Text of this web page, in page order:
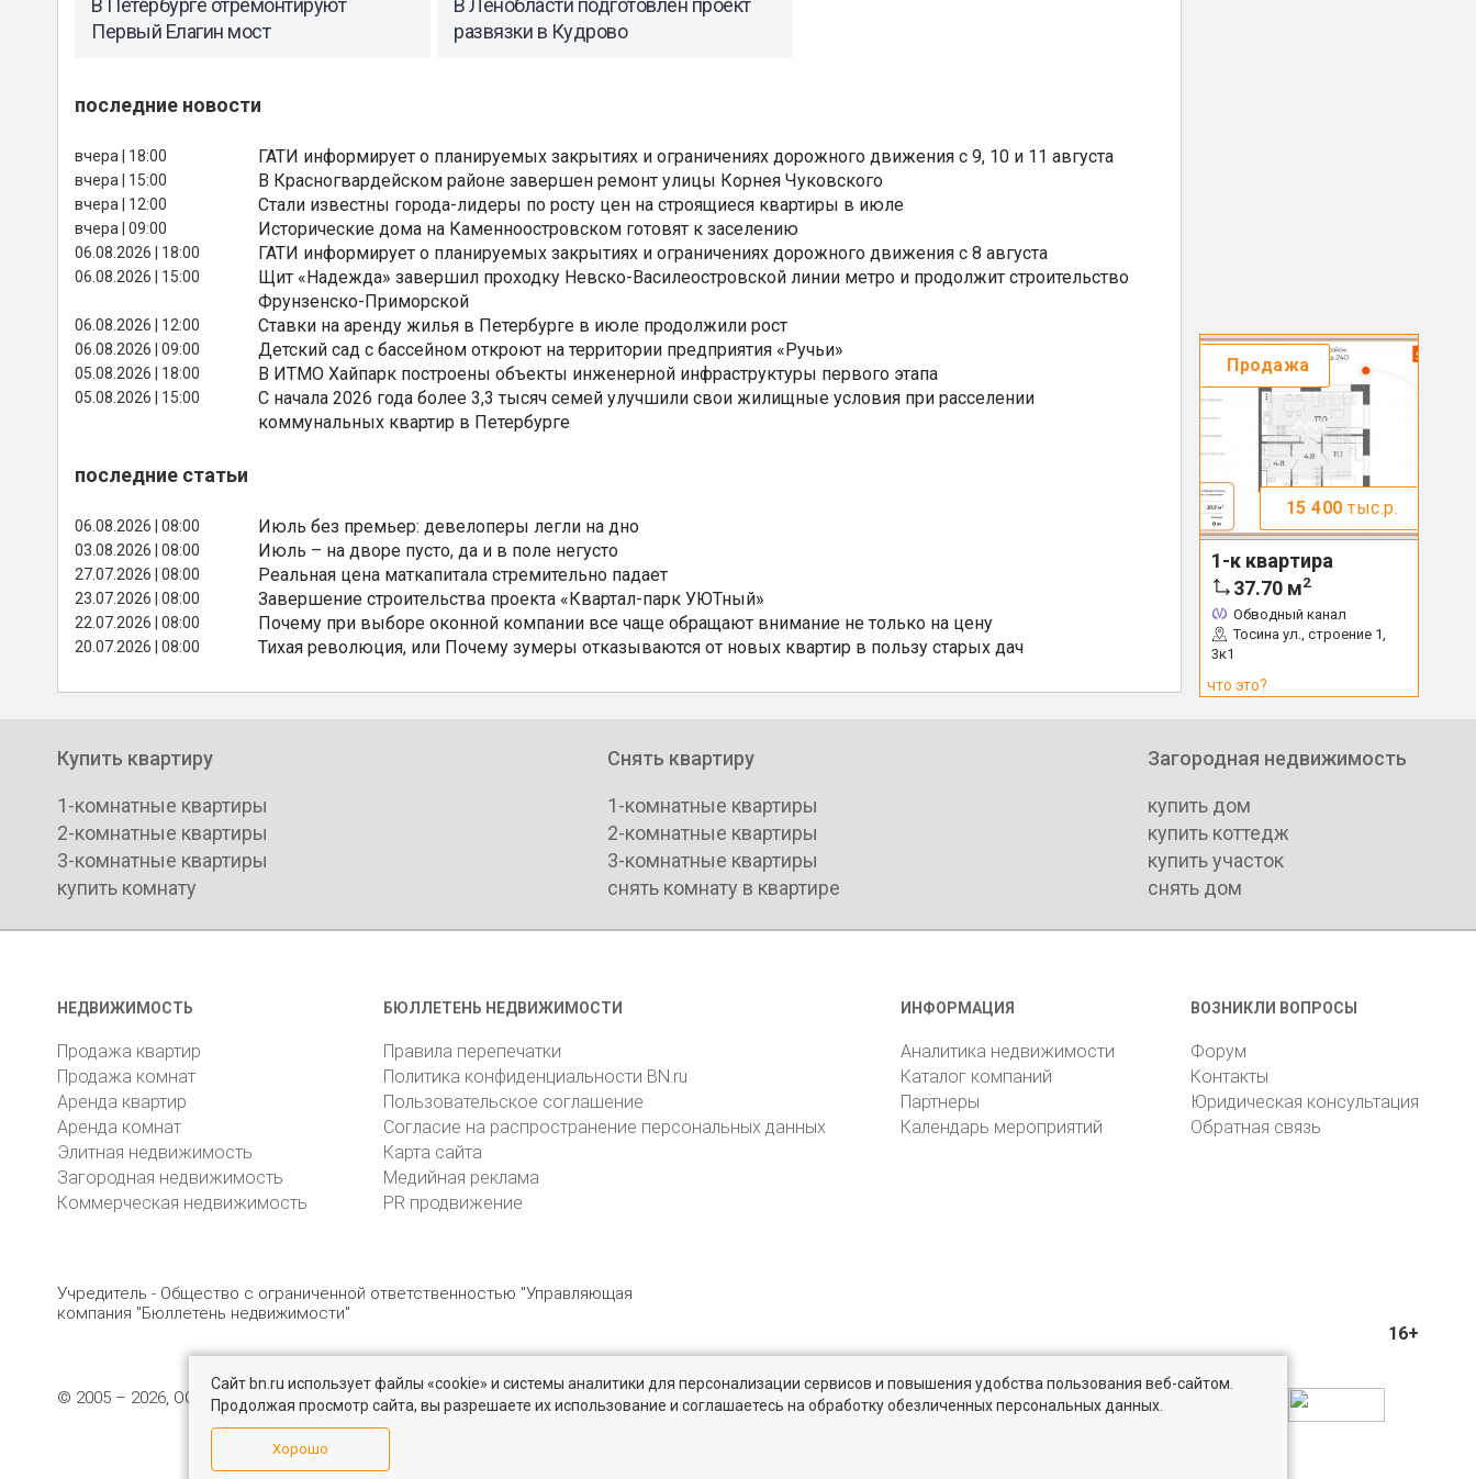
В Петербурге отремонтируют
Первый Елагин мост
В Ленобласти подготовлен проект
развязки в Кудрово
последние новости
вчера | 18:00 ГАТИ информирует о планируемых закрытиях и ограничениях дорожного движения с 9, 10 и 11 августа
вчера | 15:00 В Красногвардейском районе завершен ремонт улицы Корнея Чуковского
вчера | 12:00 Стали известны города-лидеры по росту цен на строящиеся квартиры в июле
вчера | 09:00 Исторические дома на Каменноостровском готовят к заселению
06.08.2026 | 18:00 ГАТИ информирует о планируемых закрытиях и ограничениях дорожного движения с 8 августа
06.08.2026 | 15:00
Щит «Надежда» завершил проходку Невско-Василеостровской линии метро и продолжит строительство
Фрунзенско-Приморской
06.08.2026 | 12:00 Ставки на аренду жилья в Петербурге в июле продолжили рост
06.08.2026 | 09:00 Детский сад с бассейном откроют на территории предприятия «Ручьи»
05.08.2026 | 18:00 В ИТМО Хайпарк построены объекты инженерной инфраструктуры первого этапа
05.08.2026 | 15:00
С начала 2026 года более 3,3 тысяч семей улучшили свои жилищные условия при расселении
коммунальных квартир в Петербурге
последние статьи
06.08.2026 | 08:00 Июль без премьер: девелоперы легли на дно
03.08.2026 | 08:00 Июль – на дворе пусто, да и в поле негусто
27.07.2026 | 08:00 Реальная цена маткапитала стремительно падает
23.07.2026 | 08:00 Завершение строительства проекта «Квартал-парк УЮТный»
22.07.2026 | 08:00 Почему при выборе оконной компании все чаще обращают внимание не только на цену
20.07.2026 | 08:00 Тихая революция, или Почему зумеры отказываются от новых квартир в пользу старых дач
Продажа
15 400 тыс.р.
1-к квартира
37.70 м2
Обводный канал
Тосина ул., строение 1,
3к1
что это?
Купить квартиру
1-комнатные квартиры
2-комнатные квартиры
3-комнатные квартиры
купить комнату
Снять квартиру
1-комнатные квартиры
2-комнатные квартиры
3-комнатные квартиры
снять комнату в квартире
Загородная недвижимость
купить дом
купить коттедж
купить участок
снять дом
НЕДВИЖИМОСТЬ
Продажа квартир
Продажа комнат
Аренда квартир
Аренда комнат
Элитная недвижимость
Загородная недвижимость
Коммерческая недвижимость
БЮЛЛЕТЕНЬ НЕДВИЖИМОСТИ
Правила перепечатки
Политика конфиденциальности BN.ru
Пользовательское соглашение
Согласие на распространение персональных данных
Карта сайта
Медийная реклама
PR продвижение
ИНФОРМАЦИЯ
Аналитика недвижимости
Каталог компаний
Партнеры
Календарь мероприятий
ВОЗНИКЛИ ВОПРОСЫ
Форум
Контакты
Юридическая консультация
Обратная связь
Учредитель - Общество с ограниченной ответственностью "Управляющая
компания "Бюллетень недвижимости"
16+
© 2005 – 2026, ООО «УК «БН» 8 (812) 331-93-56 196105, Санкт-Петербург, пр. Юрия Гагарина, 1 reklama@bn.ru
Сайт bn.ru использует файлы «cookie» и системы аналитики для персонализации сервисов и повышения удобства пользования веб-сайтом.
Продолжая просмотр сайта, вы разрешаете их использование и соглашаетесь на обработку обезличенных персональных данных.
Хорошо